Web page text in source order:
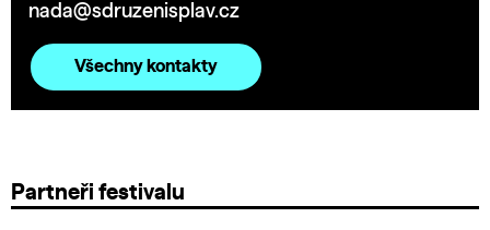
nada@sdruzenisplav.cz
Všechny kontakty
Partneři festivalu